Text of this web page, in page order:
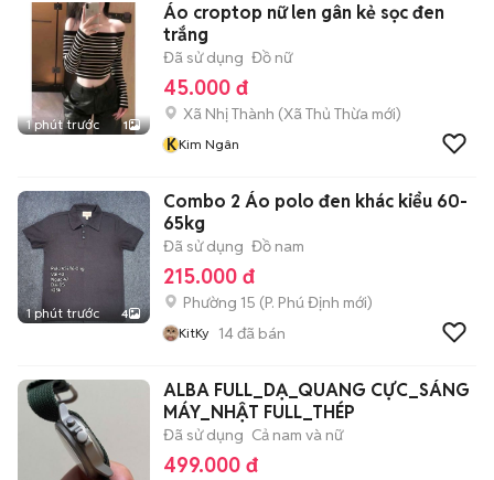
1 phút trước 1
Áo croptop nữ len gân kẻ sọc đen
trắng
Đã sử dụng Đồ nữ
45.000 đ
Xã Nhị Thành (Xã Thủ Thừa mới)
KKim Ngân
1 phút trước 4
Combo 2 Áo polo đen khác kiểu 60-
65kg
Đã sử dụng Đồ nam
215.000 đ
Phường 15 (P. Phú Định mới)
KitKy 14đã bán
ALBA FULL_DẠ_QUANG CỰC_SÁNG
MÁY_NHẬT FULL_THÉP
Đã sử dụng Cả nam và nữ
499.000 đ